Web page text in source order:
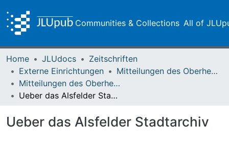
Communities & Collections All of
Home JLUdocs
Zeitschriften
Externe Einrichtungen
Mitteilungen des Oberhessischen Geschichtsvereins Gießen
Mitteilungen des Oberhessischen Geschichtsvereins Gießen Vol. 005 (1894)
Ueber das Alsfelder Stadtarchiv
Ueber das Alsfelder Stadtarchiv